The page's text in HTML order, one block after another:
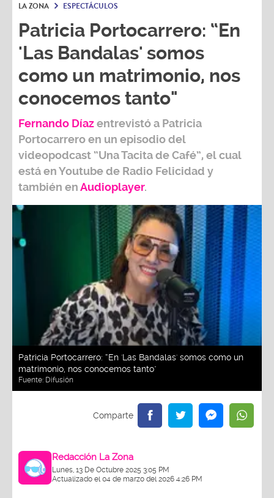
LA ZONA ESPECTÁCULOS
Patricia Portocarrero: “En
'Las Bandalas' somos
como un matrimonio, nos
conocemos tanto"
Fernando Díazentrevistó a Patricia
Portocarreroen un episodio del
videopodcast “Una Tacita de Café”, el cual
está en Youtube de Radio Felicidad y
también enAudioplayer.
Patricia Portocarrero: “En 'Las Bandalas' somos como un
matrimonio, nos conocemos tanto"
Fuente: Difusión
Redacción La Zona
Lunes, 13 De Octubre 2025 3:05 PM
Actualizado el 04 de marzo del 2026 4:26 PM